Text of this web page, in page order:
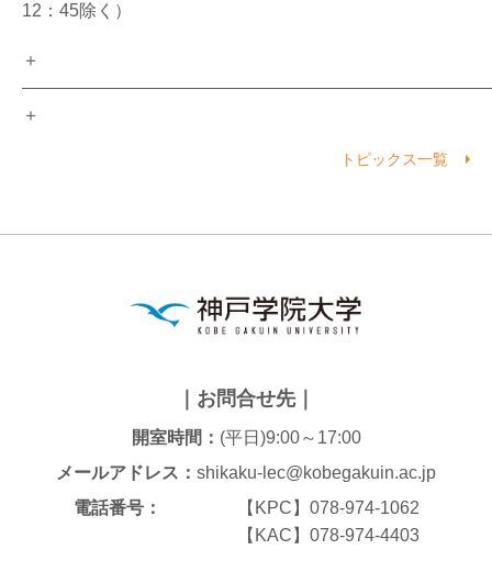
12：45除く）
＋
＋
トピックス一覧
｜お問合せ先｜
開室時間： (平日)9:00～17:00
メールアドレス： shikaku-lec@kobegakuin.ac.jp
電話番号：
【KPC】078-974-1062
【KAC】078-974-4403